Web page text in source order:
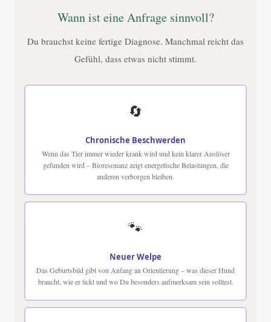
Wann ist eine Anfrage sinnvoll?
Du brauchst keine fertige Diagnose. Manchmal reicht das
Gefühl, dass etwas nicht stimmt.
🔄
Chronische Beschwerden
Wenn das Tier immer wieder krank wird und kein klarer Auslöser
gefunden wird – Bioresonanz zeigt energetische Belastungen, die
anderen verborgen bleiben.
🐾
Neuer Welpe
Das Geburtsbild gibt von Anfang an Orientierung – was dieser Hund
braucht, wie er tickt und wo Du besonders aufmerksam sein solltest.